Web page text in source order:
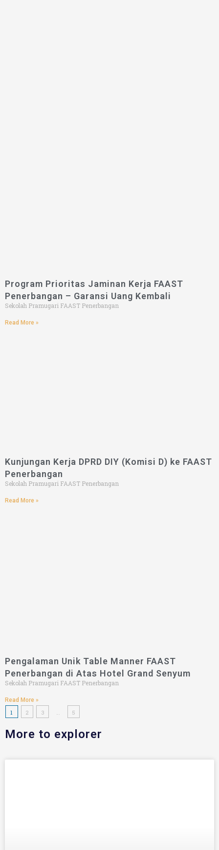
Program Prioritas Jaminan Kerja FAAST
Penerbangan – Garansi Uang Kembali
Sekolah Pramugari FAAST Penerbangan
Read More »
Kunjungan Kerja DPRD DIY (Komisi D) ke FAAST
Penerbangan
Sekolah Pramugari FAAST Penerbangan
Read More »
Pengalaman Unik Table Manner FAAST
Penerbangan di Atas Hotel Grand Senyum
Sekolah Pramugari FAAST Penerbangan
Read More »
1 2 3 … 5
More to explorer